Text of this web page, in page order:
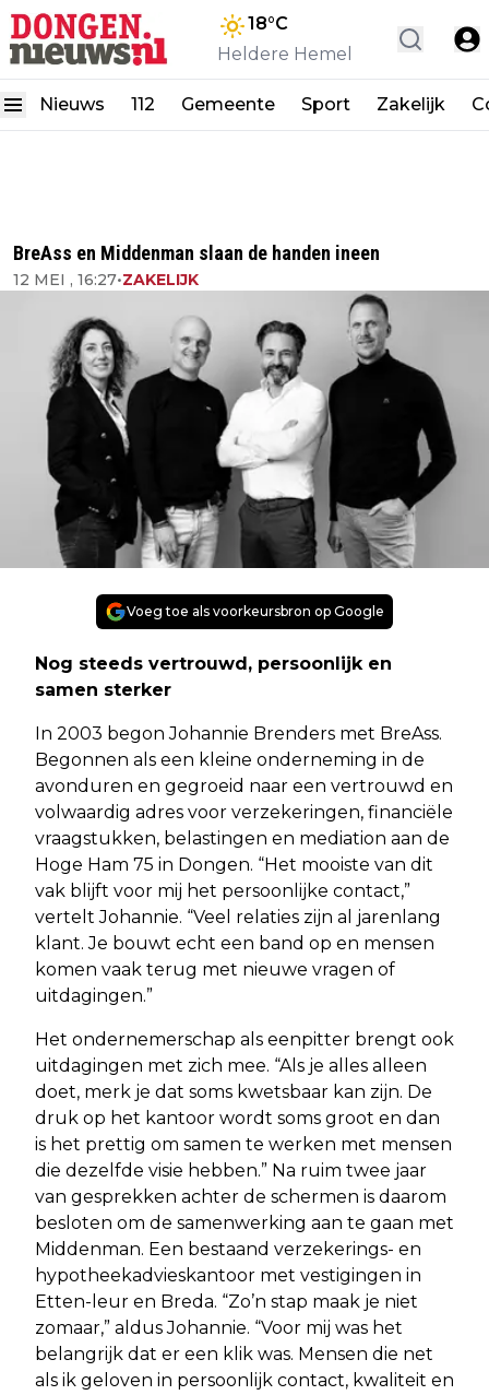
18°C
Heldere Hemel
Nieuws 112 Gemeente Sport Zakelijk
BreAss en Middenman slaan de handen ineen
12 MEI , 16:27•ZAKELIJK
Voeg toe als voorkeursbron op Google
Nog steeds vertrouwd, persoonlijk en
samen sterker
In 2003 begon Johannie Brenders met BreAss.
Begonnen als een kleine onderneming in de
avonduren en gegroeid naar een vertrouwd en
volwaardig adres voor verzekeringen, financiële
vraagstukken, belastingen en mediation aan de
Hoge Ham 75 in Dongen. “Het mooiste van dit
vak blijft voor mij het persoonlijke contact,”
vertelt Johannie. “Veel relaties zijn al jarenlang
klant. Je bouwt echt een band op en mensen
komen vaak terug met nieuwe vragen of
uitdagingen.”
Het ondernemerschap als eenpitter brengt ook
uitdagingen met zich mee. “Als je alles alleen
doet, merk je dat soms kwetsbaar kan zijn. De
druk op het kantoor wordt soms groot en dan
is het prettig om samen te werken met mensen
die dezelfde visie hebben.” Na ruim twee jaar
van gesprekken achter de schermen is daarom
besloten om de samenwerking aan te gaan met
Middenman. Een bestaand verzekerings- en
hypotheekadvieskantoor met vestigingen in
Etten-leur en Breda. “Zo’n stap maak je niet
zomaar,” aldus Johannie. “Voor mij was het
belangrijk dat er een klik was. Mensen die net
als ik geloven in persoonlijk contact, kwaliteit en